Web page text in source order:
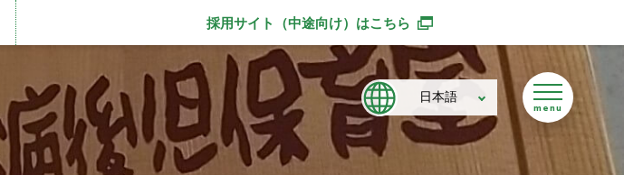
採用サイト（中途向け） はこちら
別ウィンドウで開きます
日本語